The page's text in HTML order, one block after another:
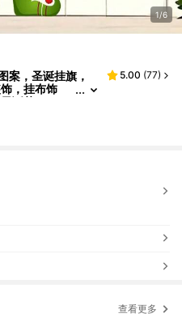
1/6
案，圣诞挂旗，
，挂布饰
诞节
5.00 (77)
查看更多